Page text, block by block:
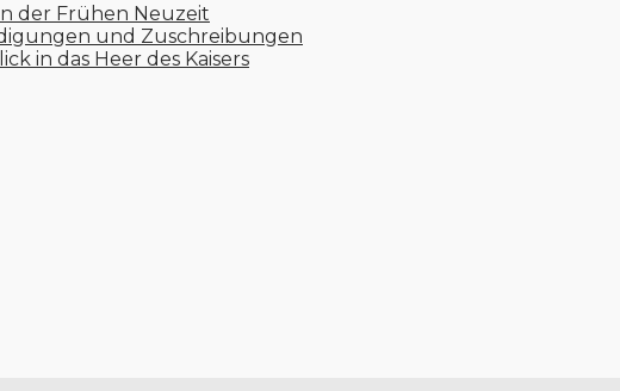
der Frühen Neuzeit
und Zuschreibungen
in das Heer des Kaisers